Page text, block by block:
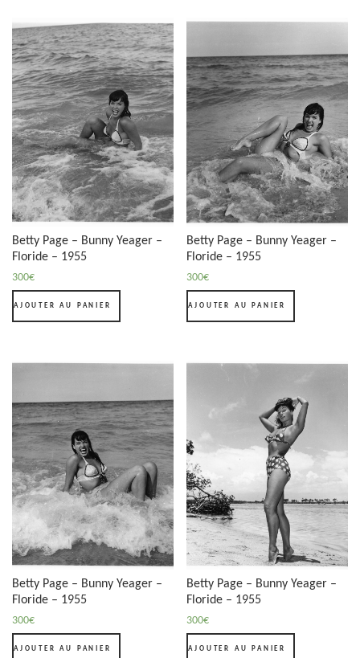
Betty Page – Bunny Yeager –
Floride – 1955
300€
AJOUTER AU PANIER
Betty Page – Bunny Yeager –
Floride – 1955
300€
AJOUTER AU PANIER
Betty Page – Bunny Yeager –
Floride – 1955
300€
AJOUTER AU PANIER
Betty Page – Bunny Yeager –
Floride – 1955
300€
AJOUTER AU PANIER